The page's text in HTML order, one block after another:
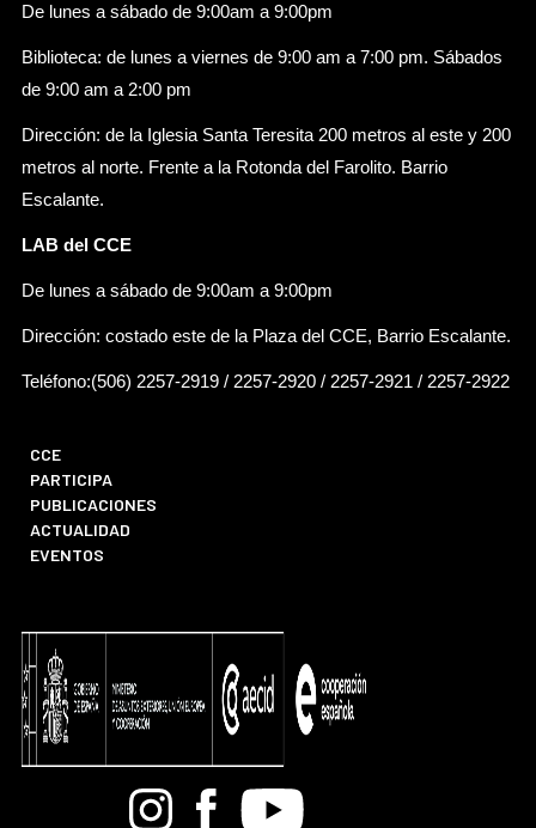
De lunes a sábado de 9:00am a 9:00pm
Biblioteca: de lunes a viernes de 9:00 am a 7:00 pm. Sábados
de 9:00 am a 2:00 pm
Dirección: de la Iglesia Santa Teresita 200 metros al este y 200
metros al norte. Frente a la Rotonda del Farolito. Barrio
Escalante.
LAB del CCE
De lunes a sábado de 9:00am a 9:00pm
Dirección: costado este de la Plaza del CCE, Barrio Escalante.
Teléfono:(506) 2257-2919 / 2257-2920 / 2257-2921 / 2257-2922
CCE
PARTICIPA
PUBLICACIONES
ACTUALIDAD
EVENTOS
BandcampInstagramFacebook
Youtube